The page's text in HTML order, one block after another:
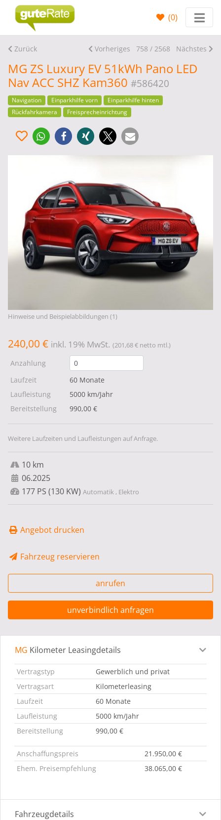
(0)
Zurück Vorheriges 758 / 2568 Nächstes
MG ZS Luxury EV 51kWh Pano LED
Nav ACC SHZ Kam360 #586420
Navigation Einparkhilfe vorn
Einparkhilfe hinten
Rückfahrkamera
Freisprecheinrichtung
Hinweise und Beispielabbildungen (1)
240,00 € inkl. 19% MwSt. (201,68 € netto mtl.)
Anzahlung
Laufzeit
60 Monate
Laufleistung
5000 km/Jahr
Bereitstellung
990,00 €
Weitere Laufzeiten und Laufleistungen auf Anfrage.
10 km
06.2025
177 PS (130 KW) Automatik , Elektro
Angebot drucken
Fahrzeug reservieren
anrufen
unverbindlich anfragen
Leasingdetails Fahrzeugdetails
MG Kilometer Leasingdetails
Vertragstyp
Gewerblich und privat
Vertragsart
Kilometerleasing
Laufzeit
60 Monate
Laufleistung
5000 km/Jahr
Bereitstellung
990,00 €
Anschaffungspreis
21.950,00 €
Ehem. Preisempfehlung
38.065,00 €
Fahrzeugdetails